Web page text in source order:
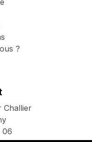
?
Challier
06